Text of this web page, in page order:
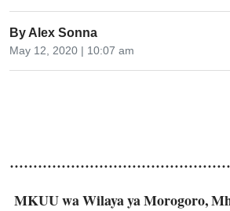
By Alex Sonna
May 12, 2020 | 10:07 am
MKUU wa Wilaya ya Morogoro,